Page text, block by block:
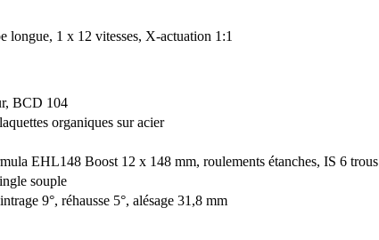
longue, 1 x 12 vitesses, X-actuation 1:1
BCD 104
organiques sur acier
EHL148 Boost 12 x 148 mm, roulements étanches, IS 6 trous
souple
9°, réhausse 5°, alésage 31,8 mm